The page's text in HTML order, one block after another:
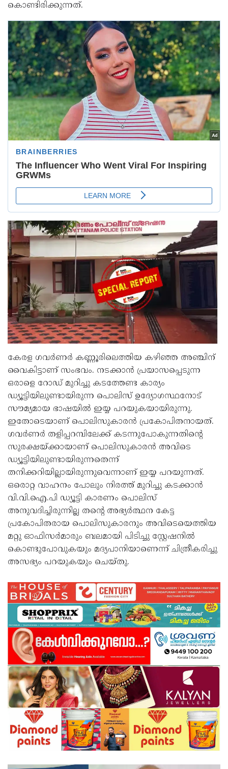
കൊണ്ടിരിക്കുന്നത്.
കേരള ഗവർണർ കണ്ണൂരിലെത്തിയ കഴിഞ്ഞ അഞ്ചിന്
വൈകിട്ടാണ് സംഭവം. നടക്കാൻ പ്രയാസപ്പെടുന്ന
ഒരാളെ റോഡ് മുറിച്ചു കടത്തേണ്ട കാര്യം
ഡ്യൂട്ടിയിലുണ്ടായിരുന്ന പൊലിസ് ഉദ്യോഗസ്ഥനോട്
സൗമ്യമായ ഭാഷയിൽ ഇയ്യ പറയുകയായിരുന്നു.
ഇതോടെയാണ് പൊലിസുകാരൻ പ്രകോപിതനായത്.
ഗവർണർ തളിപ്പറമ്പിലേക്ക് കടന്നുപോകുന്നതിൻ്റെ
സുരക്ഷയ്ക്കായാണ് പൊലിസുകാരൻ അവിടെ
ഡ്യൂട്ടിയിലുണ്ടായിരുന്നതെന്ന്
തനിക്കറിയില്ലായിരുന്നുവെന്നാണ് ഇയ്യ പറയുന്നത്.
ഒരൊറ്റ വാഹനം പോലും നിരത്ത് മുറിച്ചു കടക്കാൻ
വി.വി.ഐ.പി ഡ്യൂട്ടി കാരണം പൊലിസ്
അനുവദിച്ചിരുന്നില്ല തൻ്റെ അഭ്യർത്ഥന കേട്ട
പ്രകോപിതരായ പൊലിസുകാരനും അവിടെയെത്തിയ
മറ്റു ഓഫിസർമാരും ബലമായി പിടിച്ചു സ്റ്റേഷനിൽ
കൊണ്ടുപോവുകയും മദ്യപാനിയാണെന്ന് ചിത്രീകരിച്ചു
അസഭ്യം പറയുകയും ചെയ്തു.